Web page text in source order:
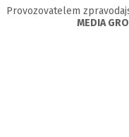
Provozovatelem
MEDIA